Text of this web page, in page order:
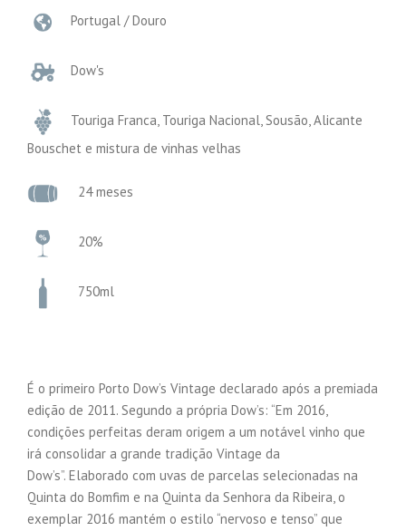
Portugal / Douro
Dow's
Touriga Franca, Touriga Nacional, Sousão, Alicante
Bouschet e mistura de vinhas velhas
24 meses
20%
750ml
É o primeiro Porto Dow’s Vintage declarado após a premiada
edição de 2011. Segundo a própria Dow’s: “Em 2016,
condições perfeitas deram origem a um notável vinho que
irá consolidar a grande tradição Vintage da
Dow’s”. Elaborado com uvas de parcelas selecionadas na
Quinta do Bomfim e na Quinta da Senhora da Ribeira, o
exemplar 2016 mantém o estilo “nervoso e tenso” que